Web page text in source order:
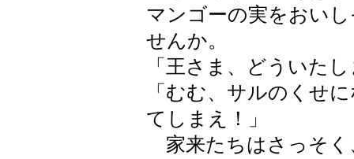
マンゴーの実をおい
せんか。
「王さま、どういた
「むむ、サルのくせ
てしまえ！」
家来たちはさっそく